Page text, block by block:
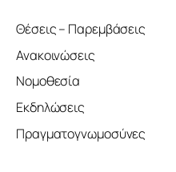
Θέσεις – Παρεμβάσεις
Ανακοινώσεις
Νομοθεσία
Εκδηλώσεις
Πραγματογνωμοσύνες